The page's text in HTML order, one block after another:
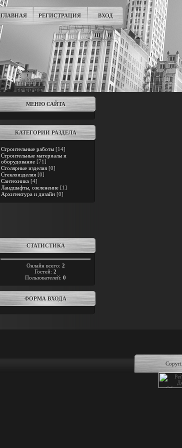
ГЛАВНАЯ РЕГИСТРАЦИЯ ВХОД
МЕНЮ САЙТА
КАТЕГОРИИ РАЗДЕЛА
Строительные работы [14]
Строительные материалы и
оборудование [71]
Столярные изделия [0]
Стеклоизделия [0]
Сантехника [4]
Ландшафты, озеленение [1]
Архитектура и дизайн [0]
СТАТИСТИКА
Онлайн всего: 2
Гостей: 2
Пользователей: 0
ФОРМА ВХОДА